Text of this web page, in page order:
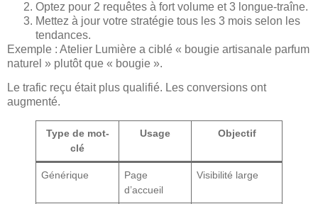
Optez pour 2 requêtes à fort volume et 3 longue-traîne.
Mettez à jour votre stratégie tous les 3 mois selon les
tendances.
Exemple : Atelier Lumière a ciblé « bougie artisanale parfum
naturel » plutôt que « bougie ».
Le trafic reçu était plus qualifié. Les conversions ont
augmenté.
Type de mot-
clé
Usage Objectif
Générique
Page
d’accueil
Visibilité large